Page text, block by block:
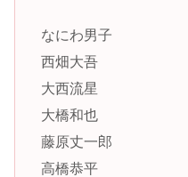
なにわ男子
西畑大吾
大西流星
大橋和也
藤原丈一郎
高橋恭平